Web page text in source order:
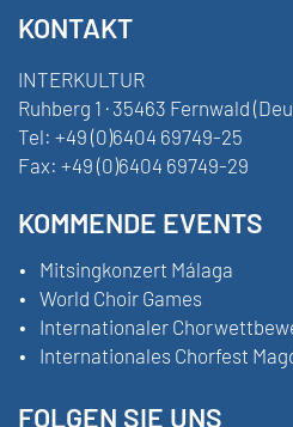
KONTAKT
INTERKULTUR
Ruhberg 1 · 35463 Fernwald
Tel: +49 (0)6404 69749-25
Fax: +49 (0)6404 69749-29
KOMMENDE EVENTS
Mitsingkonzert Málaga
World Choir Games
Internationaler
Internationales Chorfest
FOLGEN SIE UNS